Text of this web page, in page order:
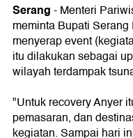
Serang- Menteri
meminta Bupati
menyerap event
itu dilakukan sebagai
wilayah terdampak
"Untuk recovery Anyer
pemasaran, dan
kegiatan. Sampai hari